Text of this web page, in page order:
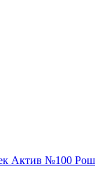
Актив №100 Рош